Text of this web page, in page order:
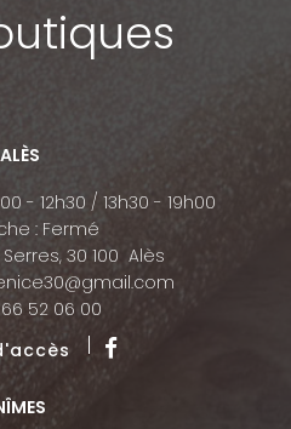
ALÈS
- 12h30 / 13h30 - 19h00
: Fermé
30 100 Alès
52 06 00